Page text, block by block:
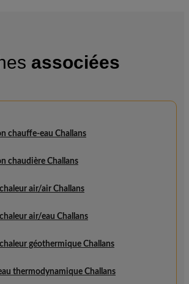
associées
chauffe-eau Challans
chaudière Challans
air/air Challans
air/eau Challans
géothermique Challans
thermodynamique Challans